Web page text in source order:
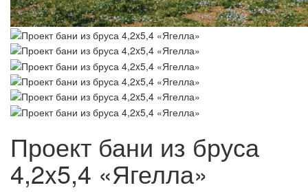
Проект бани из бруса
4,2x5,4 «Ягелла»